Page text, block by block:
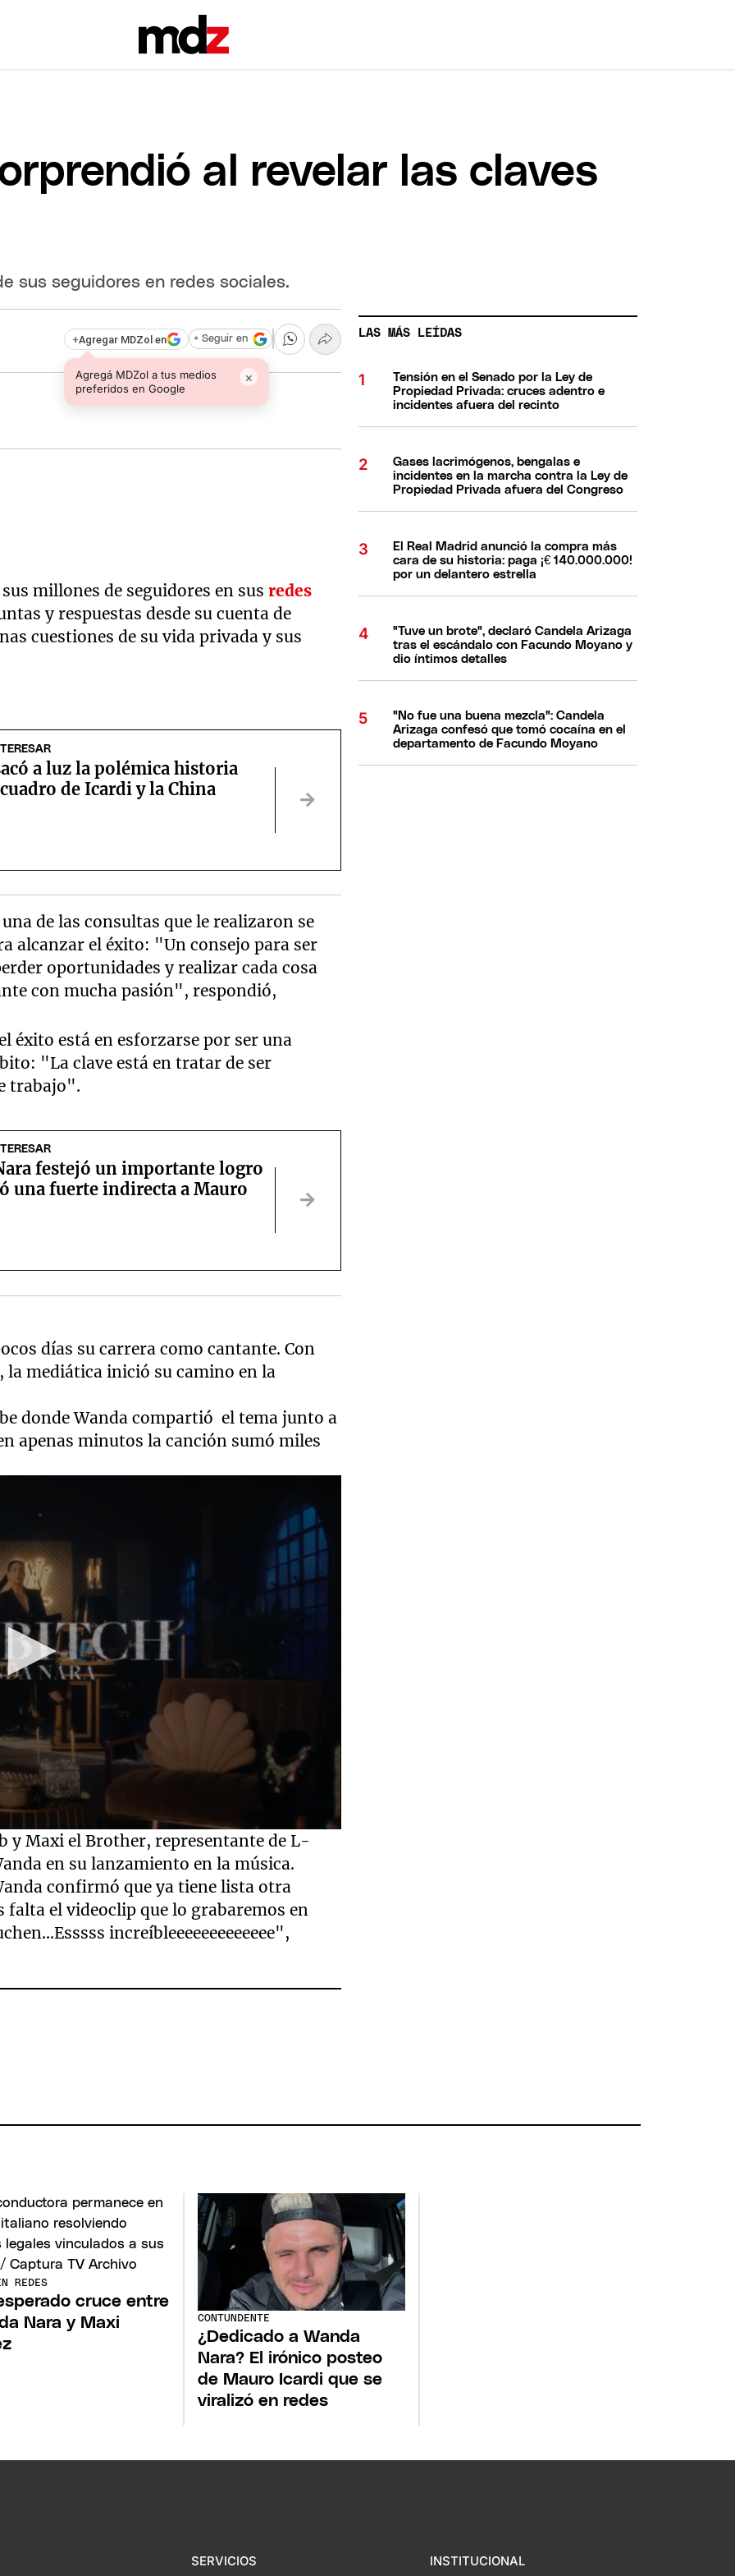
al revelar las claves
sus seguidores en redes sociales.
+Agregar MDZol en
Agregá MDZol a tus medios
preferidos en Google
×
+ Seguir en
millones de seguidores en susredes
y respuestas desde su cuenta de
cuestiones de su vida privada y sus
a luz la polémica historia
de Icardi y la China
de las consultas que le realizaron se
alcanzar el éxito: "Un consejo para ser
oportunidades y realizar cada cosa
con mucha pasión", respondió,
éxito está en esforzarse por ser una
"La clave está en tratar de ser
trabajo".
festejó un importante logro
una fuerte indirecta a Mauro
días su carrera como cantante. Con
mediática inició su camino en la
donde Wanda compartió el tema junto a
apenas minutos la canción sumó miles
y Maxi el Brother, representante de L-
en su lanzamiento en la música.
confirmó que ya tiene lista otra
el videoclip que lo grabaremos en
increíbleeeeeeeeeeeee",
LAS MÁS LEÍDAS
Tensión en el Senado por la Ley de
Propiedad Privada: cruces adentro e
incidentes afuera del recinto
Gases lacrimógenos, bengalas e
incidentes en la marcha contra la Ley de
Propiedad Privada afuera del Congreso
El Real Madrid anunció la compra más
cara de su historia: paga ¡€ 140.000.000!
por un delantero estrella
"Tuve un brote", declaró Candela Arizaga
tras el escándalo con Facundo Moyano y
dio íntimos detalles
"No fue una buena mezcla": Candela
Arizaga confesó que tomó cocaína en el
departamento de Facundo Moyano
REDES
cruce entre
Nara y Maxi
CONTUNDENTE
¿Dedicado a Wanda
Nara? El irónico posteo
de Mauro Icardi que se
viralizó en redes
SERVICIOS INSTITUCIONAL